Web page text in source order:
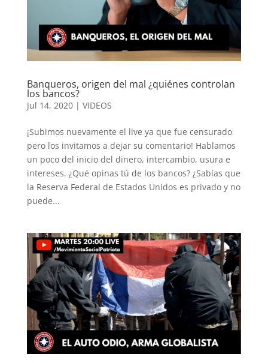
Banqueros, origen del mal ¿quiénes controlan
los bancos?
Jul 14, 2020| VIDEOS
¡Subimos nuevamente el live ya que fue censurado
pero los invitamos a dejar su comentario! Hablamos
un poco del inicio del dinero, intercambio, usura e
intereses. ¿Qué opinas tú de los bancos? ¿Sabías que
la Reserva Federal de Estados Unidos es privado y no
puede...